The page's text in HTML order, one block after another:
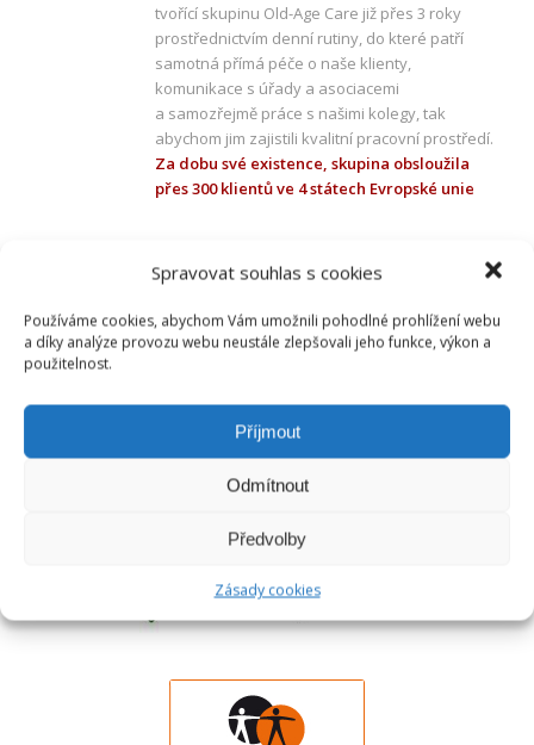
Spravovat souhlas s cookies
Používáme cookies, abychom Vám umožnili pohodlné prohlížení webu
a díky analýze provozu webu neustále zlepšovali jeho funkce, výkon a
použitelnost.
Příjmout
Odmítnout
Předvolby
Zásady cookies
tvořící skupinu Old-Age Care již přes 3 roky
prostřednictvím denní rutiny, do které patří
samotná přímá péče o naše klienty,
komunikace s úřady a asociacemi
a samozřejmě práce s našimi kolegy, tak
abychom jim zajistili kvalitní pracovní prostředí.
Za dobu své existence, skupina obsloužila
přes 300 klientů ve 4 státech Evropské unie
ČLENY ASOCIACÍ